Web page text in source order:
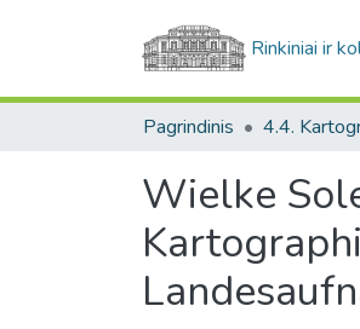
Rinkiniai ir
Pagrindinis
Wielke